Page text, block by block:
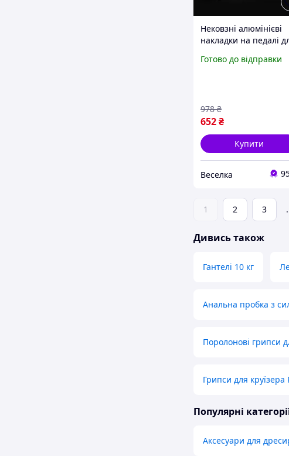
Нековзні алюмінієві
накладки на педалі
покращення безпеки
Готово до відправки
652₴
978 ₴
Купити
Веселка
1 2 3
Дивись також
Гантелі 10 кг
Анальна пробка з
Поролонові грипси
Грипси для
Популярні
Аксесуари для